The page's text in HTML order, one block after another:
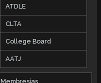
ATDLE
CLTA
College Board
AATJ
Membresías